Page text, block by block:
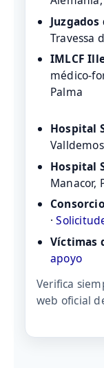
Travessa
IMLCF
Palma
Hospital
Hospital
Manacor,
·
Víctimas
apoyo
Verifica
web oficial